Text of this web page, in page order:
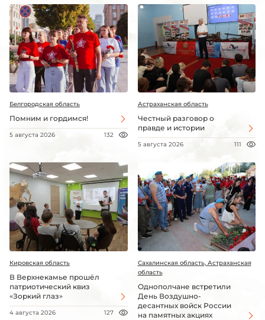
Белгородская область
Помним и гордимся!
5 августа 2026 132
Астраханская область
Честный разговор о
правде и истории
5 августа 2026 111
Кировская область
В Верхнекамье прошёл
патриотический квиз
«Зоркий глаз»
4 августа 2026 127
Сахалинская область, Астраханская
область
Однополчане встретили
День Воздушно-
десантных войск России
на памятных акциях